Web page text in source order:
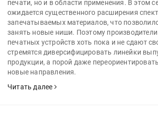
печати, но и в области применения. В этом
ожидается существенного расширения
запечатываемых материалов, что
занять новые ниши. Поэтому
печатных устройств хоть пока и не сдают
стремятся диверсифицировать линейки
продукции, а порой даже
новые направления.
Читать далее